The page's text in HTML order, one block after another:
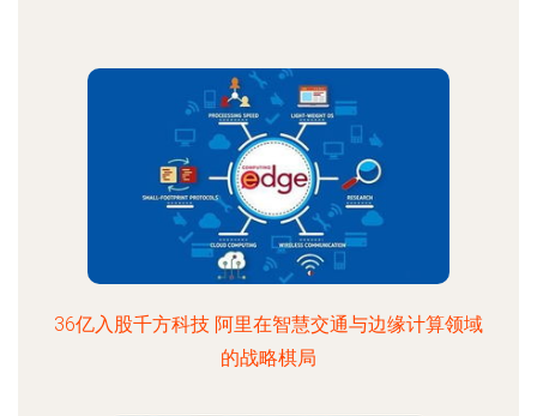
36亿入股千方科技 阿里在智慧交通与边缘计算领域
的战略棋局